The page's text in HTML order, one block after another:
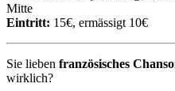
Mitte
Eintritt: 15€, ermässigt 10€
Sie lieben französisches
wirklich?